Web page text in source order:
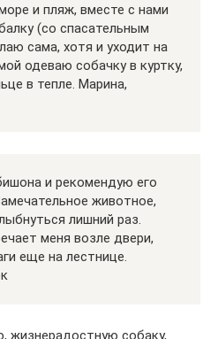
и пляж, вместе с нами
(со спасательным
сама, хотя и уходит на
одеваю собачку в куртку,
в тепле. Марина,
и рекомендую его
животное,
лишний раз.
меня возле двери,
еще на лестнице.
жизнерадостную собаку,